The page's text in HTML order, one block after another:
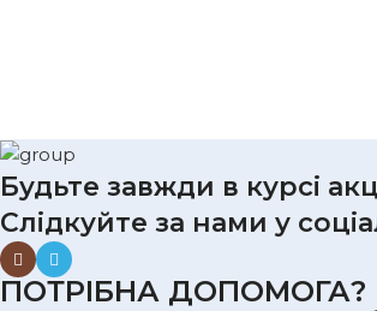
Будьте завжди в курсі
Слідкуйте за нами у
ПОТРІБНА ДОПОМОГА?